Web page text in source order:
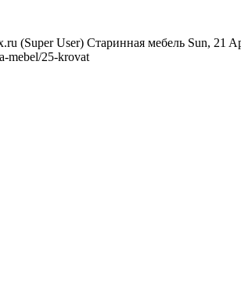
(Super User) Старинная мебель Sun, 21
mebel/25-krovat